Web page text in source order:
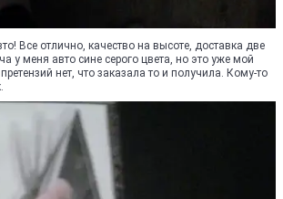
Все отлично, качество на высоте, доставка две
у меня авто сине серого цвета, но это уже мой
нет, что заказала то и получила. Кому-то